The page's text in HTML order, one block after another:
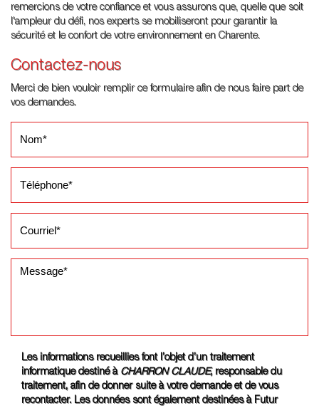
remercions de votre confiance et vous assurons que, quelle que soit
l'ampleur du défi, nos experts se mobiliseront pour garantir la
sécurité et le confort de votre environnement en Charente.
Contactez-nous
Merci de bien vouloir remplir ce formulaire afin de nous faire part de
vos demandes.
Les informations recueillies font l’objet d’un traitement
informatique destiné à
CHARRON CLAUDE, responsable du
traitement, afin de donner suite à votre demande et de vous
recontacter. Les données sont également destinées à Futur